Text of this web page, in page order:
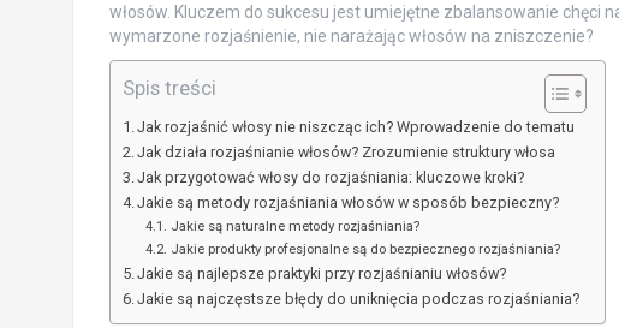
włosów. Kluczem do sukcesu jest umiejętne zbalansowanie chęci
wymarzone rozjaśnienie, nie narażając włosów na zniszczenie?
Spis treści
Jak rozjaśnić włosy nie niszcząc ich? Wprowadzenie do tematu
Jak działa rozjaśnianie włosów? Zrozumienie struktury włosa
Jak przygotować włosy do rozjaśniania: kluczowe kroki?
Jakie są metody rozjaśniania włosów w sposób bezpieczny?
Jakie są naturalne metody rozjaśniania?
Jakie produkty profesjonalne są do bezpiecznego rozjaśniania?
Jakie są najlepsze praktyki przy rozjaśnianiu włosów?
Jakie są najczęstsze błędy do uniknięcia podczas rozjaśniania?